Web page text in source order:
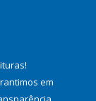
!
em